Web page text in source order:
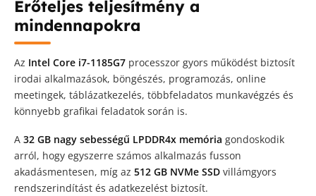
Erőteljes teljesítmény a
mindennapokra
Az Intel Core i7-1185G7 processzor gyors működést biztosít
irodai alkalmazások, böngészés, programozás, online
meetingek, táblázatkezelés, többfeladatos munkavégzés és
könnyebb grafikai feladatok során is.
A 32 GB nagy sebességű LPDDR4x memória gondoskodik
arról, hogy egyszerre számos alkalmazás fusson
akadásmentesen, míg az 512 GB NVMe SSD villámgyors
rendszerindítást és adatkezelést biztosít.